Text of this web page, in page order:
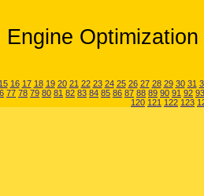
Engine
15 16 17 18 19 20 21 22 23 24 25 26 27 28 29 30 31
77 78 79 80 81 82 83 84 85 86 87 88 89 90 91 92 93
120 121 122 123